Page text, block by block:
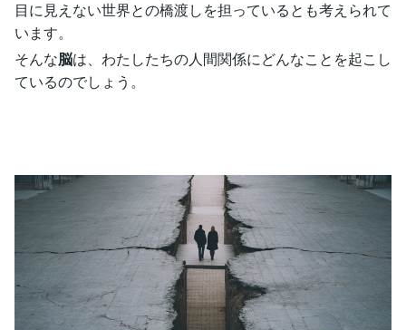
目に見えない世界との橋渡しを担っているとも考えられて
います。
そんな脳は、わたしたちの人間関係にどんなことを起こし
ているのでしょう。